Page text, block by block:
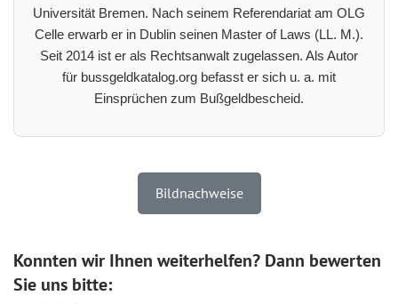
Universität Bremen. Nach seinem Referendariat am OLG
Celle erwarb er in Dublin seinen Master of Laws (LL. M.).
Seit 2014 ist er als Rechtsanwalt zugelassen. Als Autor
für bussgeldkatalog.org befasst er sich u. a. mit
Einsprüchen zum Bußgeldbescheid.
Bildnachweise
Konnten wir Ihnen weiterhelfen? Dann bewerten
Sie uns bitte: